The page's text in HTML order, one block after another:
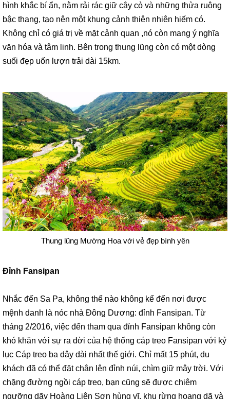
hình khắc bí ẩn, nằm rải rác giữ cây cỏ và những thửa ruộng
bậc thang, tạo nên một khung cảnh thiên nhiên hiếm có.
Không chỉ có giá trị về mặt cảnh quan ,nó còn mang ý nghĩa
văn hóa và tâm linh. Bên trong thung lũng còn có một dòng
suối đẹp uốn lượn trải dài 15km.
Thung lũng Mường Hoa với vẻ đẹp bình yên
Đỉnh Fansipan
Nhắc đến Sa Pa, không thể nào không kể đến nơi được
mệnh danh là nóc nhà Đông Dương: đỉnh Fansipan. Từ
tháng 2/2016, việc đến tham qua đỉnh Fansipan không còn
khó khăn với sự ra đời của hệ thống cáp treo Fansipan với kỷ
lục Cáp treo ba dây dài nhất thế giới. Chỉ mất 15 phút, du
khách đã có thể đặt chân lên đỉnh núi, chìm giữ mây trời. Với
chặng đường ngồi cáp treo, bạn cũng sẽ được chiêm
ngưỡng dãy Hoàng Liên Sơn hùng vĩ, khu rừng hoang dã và